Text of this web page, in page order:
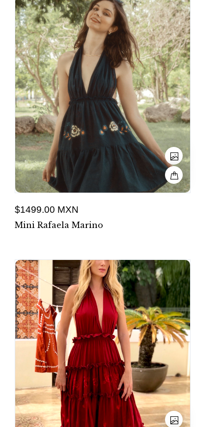
$1499.00 MXN
Mini Rafaela Marino